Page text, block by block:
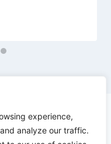
experience,
analyze our traffic.